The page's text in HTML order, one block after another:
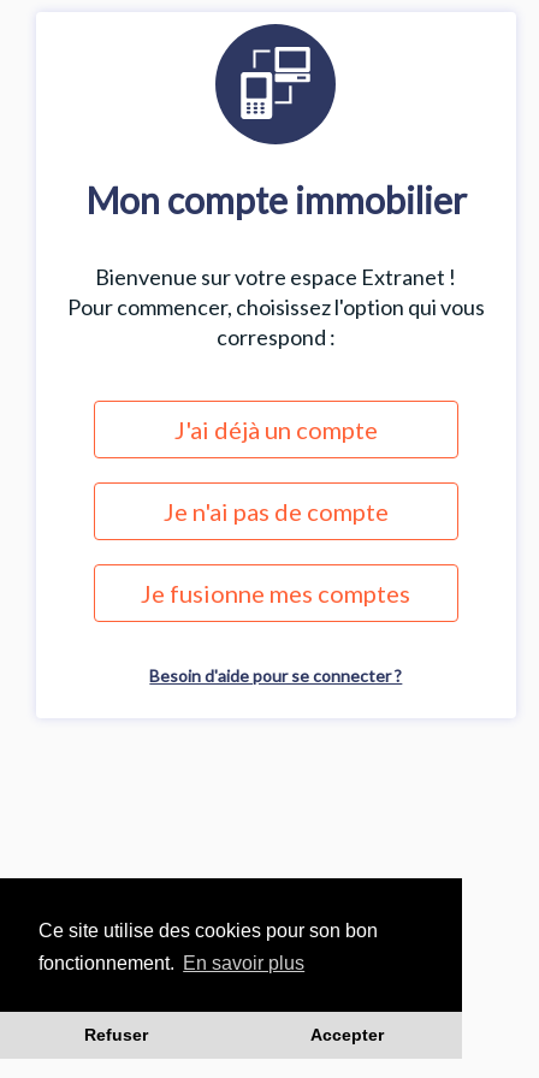
Ce site utilise des cookies pour son bon
fonctionnement. En savoir plus
Refuser Accepter
Mon compte immobilier
Bienvenue sur votre espace Extranet !
Pour commencer, choisissez l'option qui vous
correspond :
J'ai déjà un compte
Je n'ai pas de compte
Je fusionne mes comptes
Besoin d'aide pour se connecter ?